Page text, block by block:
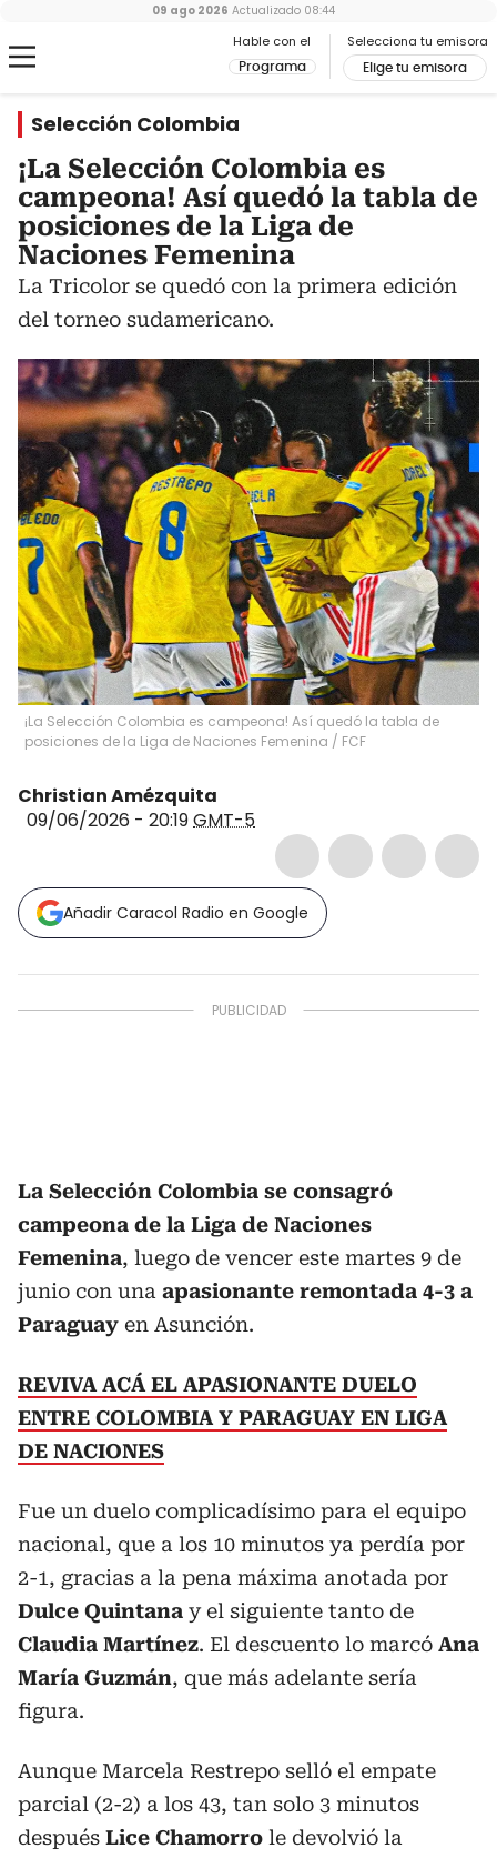
Hable con el
Programa
Selecciona tu emisora
Elige tu emisora
09 ago 2026 Actualizado 08:44
Selección Colombia
¡La Selección Colombia es
campeona! Así quedó la tabla de
posiciones de la Liga de
Naciones Femenina
La Tricolor se quedó con la primera edición
del torneo sudamericano.
¡La Selección Colombia es campeona! Así quedó la tabla de
posiciones de la Liga de Naciones Femenina / FCF
Christian Amézquita
09/06/2026 - 20:19GMT-5
Añadir Caracol Radio en Google
La Selección Colombia se consagró
campeona de la Liga de Naciones
Femenina, luego de vencer este martes 9 de
junio con una apasionante remontada 4-3 a
Paraguay en Asunción.
REVIVA ACÁ EL APASIONANTE DUELO
ENTRE COLOMBIA Y PARAGUAY EN LIGA
DE NACIONES
Fue un duelo complicadísimo para el equipo
nacional, que a los 10 minutos ya perdía por
2-1, gracias a la pena máxima anotada por
Dulce Quintana y el siguiente tanto de
Claudia Martínez. El descuento lo marcó Ana
María Guzmán, que más adelante sería
figura.
Aunque Marcela Restrepo selló el empate
parcial (2-2) a los 43, tan solo 3 minutos
después Lice Chamorro le devolvió la